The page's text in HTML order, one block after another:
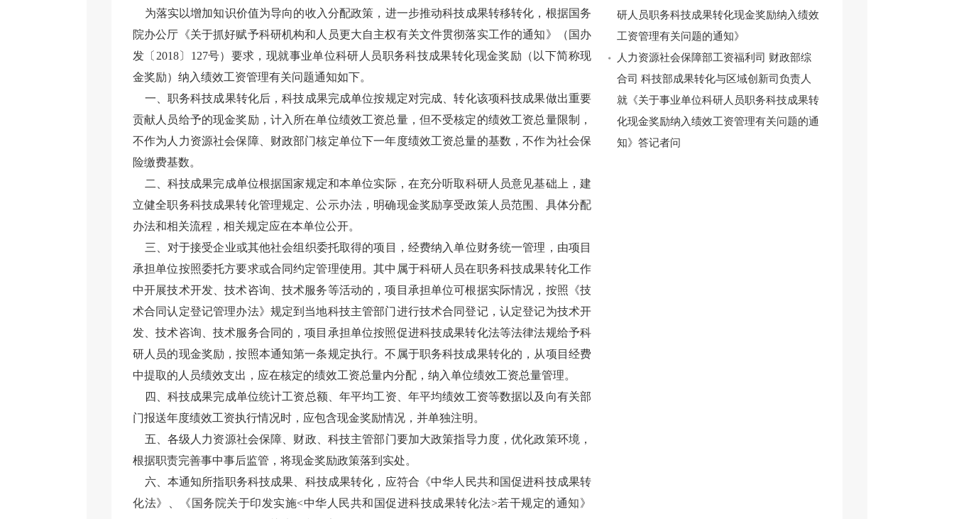
为落实以增加知识价值为导向的收入分配政策，进一步推动科技成果转移转化，根据国务
院办公厅《关于抓好赋予科研机构和人员更大自主权有关文件贯彻落实工作的通知》（国办
发〔2018〕127号）要求，现就事业单位科研人员职务科技成果转化现金奖励（以下简称现
金奖励）纳入绩效工资管理有关问题通知如下。
一、职务科技成果转化后，科技成果完成单位按规定对完成、转化该项科技成果做出重要
贡献人员给予的现金奖励，计入所在单位绩效工资总量，但不受核定的绩效工资总量限制，
不作为人力资源社会保障、财政部门核定单位下一年度绩效工资总量的基数，不作为社会保
险缴费基数。
二、科技成果完成单位根据国家规定和本单位实际，在充分听取科研人员意见基础上，建
立健全职务科技成果转化管理规定、公示办法，明确现金奖励享受政策人员范围、具体分配
办法和相关流程，相关规定应在本单位公开。
三、对于接受企业或其他社会组织委托取得的项目，经费纳入单位财务统一管理，由项目
承担单位按照委托方要求或合同约定管理使用。其中属于科研人员在职务科技成果转化工作
中开展技术开发、技术咨询、技术服务等活动的，项目承担单位可根据实际情况，按照《技
术合同认定登记管理办法》规定到当地科技主管部门进行技术合同登记，认定登记为技术开
发、技术咨询、技术服务合同的，项目承担单位按照促进科技成果转化法等法律法规给予科
研人员的现金奖励，按照本通知第一条规定执行。不属于职务科技成果转化的，从项目经费
中提取的人员绩效支出，应在核定的绩效工资总量内分配，纳入单位绩效工资总量管理。
四、科技成果完成单位统计工资总额、年平均工资、年平均绩效工资等数据以及向有关部
门报送年度绩效工资执行情况时，应包含现金奖励情况，并单独注明。
五、各级人力资源社会保障、财政、科技主管部门要加大政策指导力度，优化政策环境，
根据职责完善事中事后监管，将现金奖励政策落到实处。
六、本通知所指职务科技成果、科技成果转化，应符合《中华人民共和国促进科技成果转
化法》、《国务院关于印发实施<中华人民共和国促进科技成果转化法>若干规定的通知》
研人员职务科技成果转化现金奖励纳入绩效
工资管理有关问题的通知》
人力资源社会保障部工资福利司 财政部综
合司 科技部成果转化与区域创新司负责人
就《关于事业单位科研人员职务科技成果转
化现金奖励纳入绩效工资管理有关问题的通
知》答记者问